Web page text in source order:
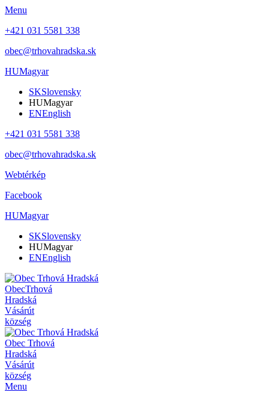
Menu
+421 031 5581 338
obec@trhovahradska.sk
HUMagyar
SKSlovensky
HUMagyar
ENEnglish
+421 031 5581 338
obec@trhovahradska.sk
Webtérkép
Facebook
HUMagyar
SKSlovensky
HUMagyar
ENEnglish
ObecTrhová
Hradská
Vásárút
község
Obec Trhová
Hradská
Vásárút
község
Menu